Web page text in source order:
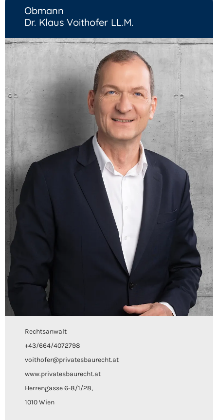
Obmann
Dr. Klaus Voithofer LL.M.
Rechtsanwalt
+43/664/4072798
voithofer@privatesbaurecht.at
www.privatesbaurecht.at
Herrengasse 6-8/1/28,
1010 Wien